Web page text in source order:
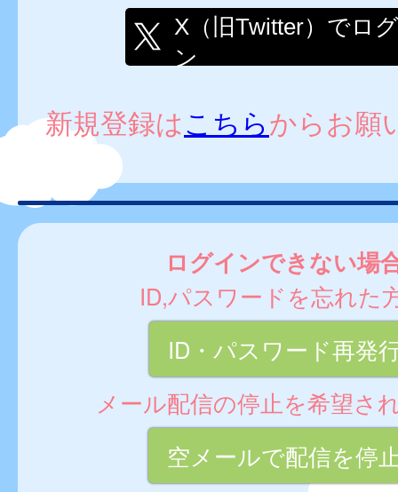
X（旧Twitter）でロ
ン
新規登録はこちらからお願
ログインできない場
ID,パスワードを忘れた
ID・パスワード再発
メール配信の停止を希望さ
空メールで配信を停